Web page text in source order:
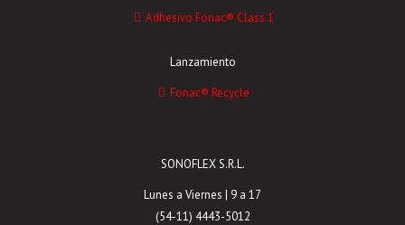
Adhesivo Fonac® Class 1
Lanzamiento
Fonac® Recycle
SONOFLEX S.R.L.
Lunes a Viernes | 9 a 17
(54-11) 4443-5012